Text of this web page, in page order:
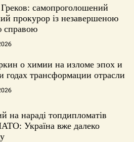
самопроголошений
прокурор із незавершеною
справою
о химии на изломе эпох и
годах трансформации отрасли
на нараді топдипломатів
Україна вже далеко